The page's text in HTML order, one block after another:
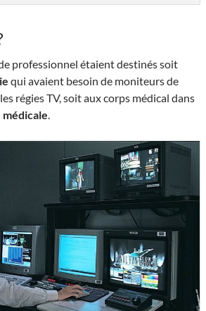
professionnel étaient destinés soit
qui avaient besoin de moniteurs de
régies TV, soit aux corps médical dans
médicale.